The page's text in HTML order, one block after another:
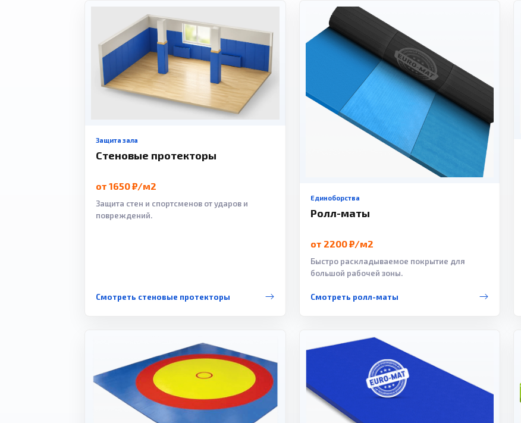
Защита зала
Стеновые протекторы
от 1650 ₽/м2
Защита стен и спортсменов от ударов и
повреждений.
Смотреть стеновые протекторы
Единоборства
Ролл-маты
от 2200 ₽/м2
Быстро раскладываемое покрытие для
большой рабочей зоны.
Смотреть ролл-маты